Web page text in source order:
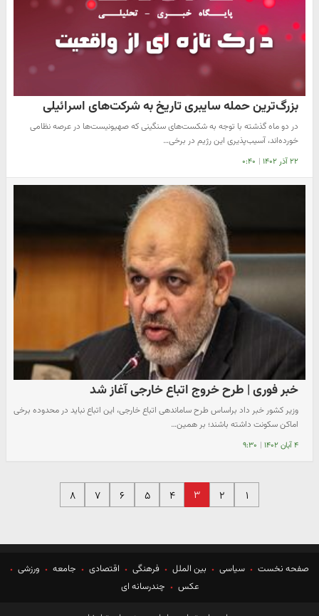
بزرگ‌ترین حمله سایبری تاریخ به شرکت‌های اسرائیلی
در دو ماه گذشته با توجه به شکست‌های سنگینی که صهیونیست‌ها در عرصه نظامی
خورده‌اند، آسیب‌پذیری این رژیم در برخی…
۲۲ آذر ۱۴۰۲ | ۰:۴۰
خبر فوری | طرح خروج اتباع خارجی آغاز شد
وزیر کشور خبر داد براساس طرح ساماندهی اتباع خارجی، این اتباع نباید در محدوده برخی
اماکن سکونت داشته باشند؛ بر همین…
۴ آبان ۱۴۰۲ | ۹:۳۰
۱ ۲ ۳ ۴ ۵ ۶ ۷ ۸
صفحه نخست سیاسی بین الملل فرهنگی اقتصادی جامعه
ورزشی
عکس
چندرسانه ای